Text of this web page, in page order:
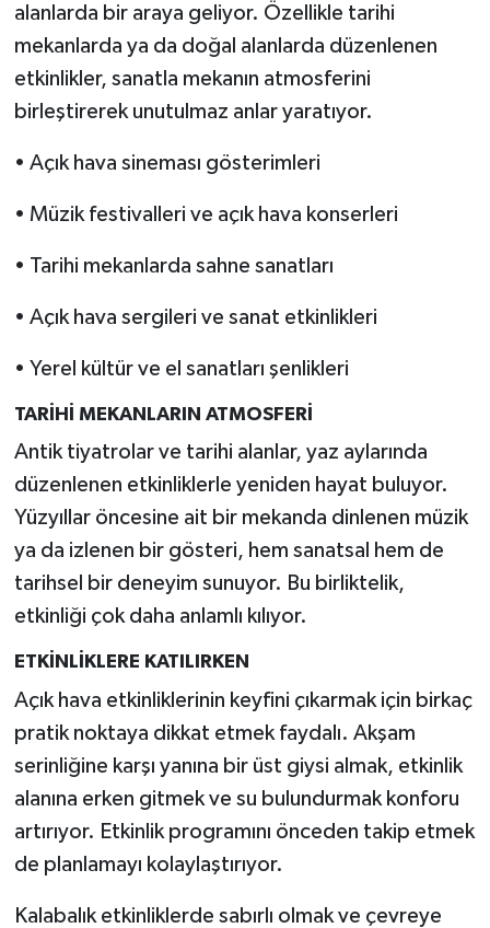
alanlarda bir araya geliyor. Özellikle tarihi
mekanlarda ya da doğal alanlarda düzenlenen
etkinlikler, sanatla mekanın atmosferini
birleştirerek unutulmaz anlar yaratıyor.
• Açık hava sineması gösterimleri
• Müzik festivalleri ve açık hava konserleri
• Tarihi mekanlarda sahne sanatları
• Açık hava sergileri ve sanat etkinlikleri
• Yerel kültür ve el sanatları şenlikleri
TARİHİ MEKANLARIN ATMOSFERİ
Antik tiyatrolar ve tarihi alanlar, yaz aylarında
düzenlenen etkinliklerle yeniden hayat buluyor.
Yüzyıllar öncesine ait bir mekanda dinlenen müzik
ya da izlenen bir gösteri, hem sanatsal hem de
tarihsel bir deneyim sunuyor. Bu birliktelik,
etkinliği çok daha anlamlı kılıyor.
ETKİNLİKLERE KATILIRKEN
Açık hava etkinliklerinin keyfini çıkarmak için birkaç
pratik noktaya dikkat etmek faydalı. Akşam
serinliğine karşı yanına bir üst giysi almak, etkinlik
alanına erken gitmek ve su bulundurmak konforu
artırıyor. Etkinlik programını önceden takip etmek
de planlamayı kolaylaştırıyor.
Kalabalık etkinliklerde sabırlı olmak ve çevreye